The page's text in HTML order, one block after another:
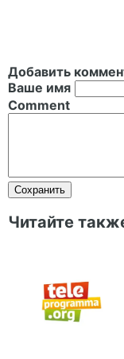
Добавить
Ваше имя
Comment
Читайте